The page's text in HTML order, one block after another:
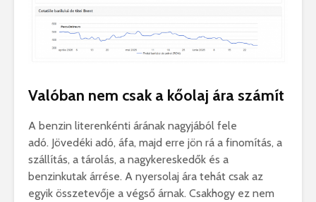
Valóban nem csak a kőolaj ára számít
A benzin literenkénti árának nagyjából fele
adó. Jövedéki adó, áfa, majd erre jön rá a finomítás, a
szállítás, a tárolás, a nagykereskedők és a
benzinkutak árrése. A nyersolaj ára tehát csak az
egyik összetevője a végső árnak. Csakhogy ez nem